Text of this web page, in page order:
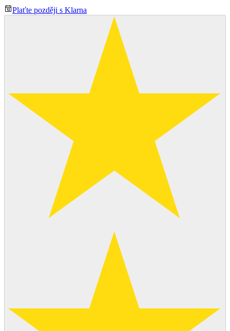
Plaťte později s Klarna